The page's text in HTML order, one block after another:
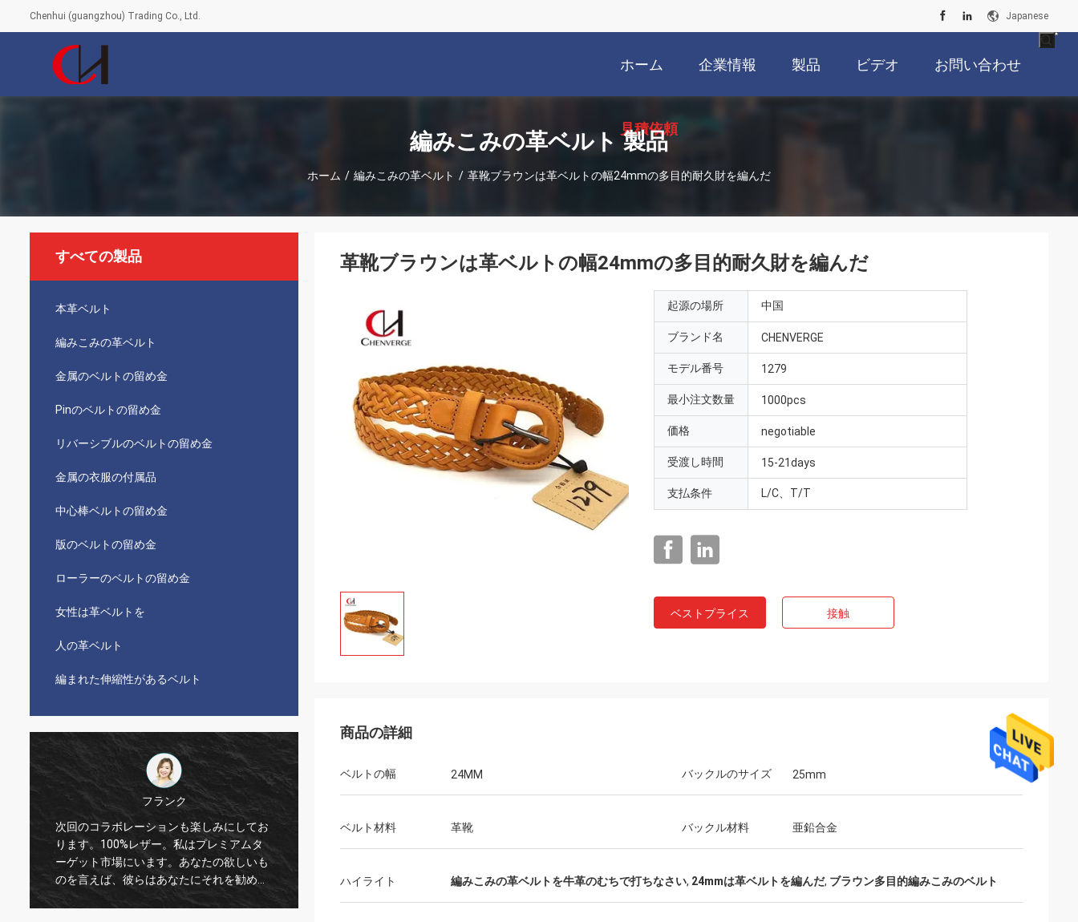
Chenhui (guangzhou) Trading Co., Ltd. Japanese
ホーム 企業情報 製品 ビデオ お問い合わせ
見積依頼
編みこみの革ベルト 製品
ホーム / 編みこみの革ベルト / 革靴ブラウンは革ベルトの幅24mmの多目的耐久財を編んだ
すべての製品
本革ベルト
編みこみの革ベルト
金属のベルトの留め金
Pinのベルトの留め金
リバーシブルのベルトの留め金
金属の衣服の付属品
中心棒ベルトの留め金
版のベルトの留め金
ローラーのベルトの留め金
女性は革ベルトを
人の革ベルト
編まれた伸縮性があるベルト
フランク
次回のコラボレーションも楽しみにしてお
ります。100%レザー。私はプレミアムタ
ーゲット市場にいます。あなたの欲しいも
のを言えば、彼らはあなたにそれを勧めま
す。メンズブラックベルトは、通常、スー
私はリゾート様式のブランドのバイヤーで
れる女性のための編まれたベルトがあり!そ
とても良い仕事でした！黒は汎用性が高
す。
革靴ブラウンは革ベルトの幅24mmの多目的耐久財を編んだ
起源の場所 中国
ブランド名 CHENVERGE
モデル番号 1279
最小注文数量 1000pcs
価格 negotiable
受渡し時間 15-21days
支払条件 L/C、T/T
ベストプライス 接触
商品の詳細
ベルトの幅 24MM バックルのサイズ 25mm
ベルト材料 革靴 バックル材料 亜鉛合金
ハイライト 編みこみの革ベルトを牛革のむちで打ちなさい, 24mmは革ベルトを編んだ, ブラウン多目的編みこみのベルト